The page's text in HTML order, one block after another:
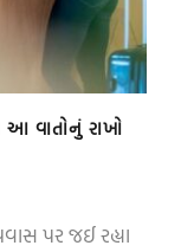
આ વાતોનું રાખો
પર જઈ રહ્યા